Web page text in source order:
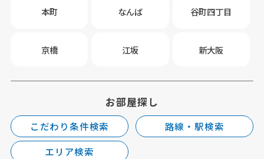
本町 なんば 谷町四丁目
京橋 江坂 新大阪
お部屋探し
こだわり条件検索
路線・駅検索
エリア検索